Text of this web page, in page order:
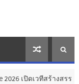
สร้างสรรค์ศิลปะไทยสู่